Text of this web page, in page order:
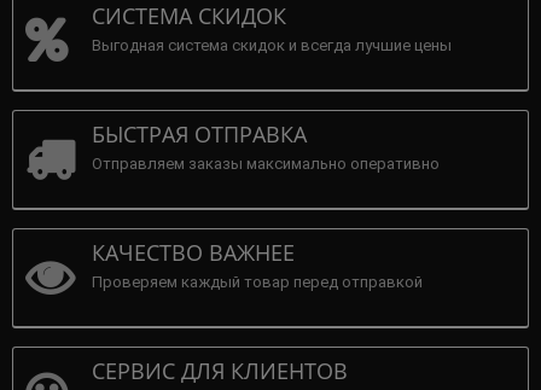
СИСТЕМА СКИДОК
Выгодная система скидок и всегда лучшие цены
БЫСТРАЯ ОТПРАВКА
Отправляем заказы максимально оперативно
КАЧЕСТВО ВАЖНЕЕ
Проверяем каждый товар перед отправкой
СЕРВИС ДЛЯ КЛИЕНТОВ